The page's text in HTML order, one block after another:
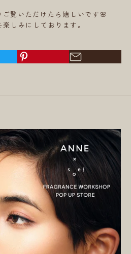
覧いただけたら嬉しいです🌸
しみにしております。